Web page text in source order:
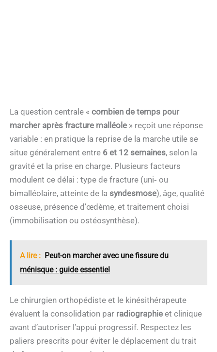
La question centrale « combien de temps pour
marcher après fracture malléole » reçoit une réponse
variable : en pratique la reprise de la marche utile se
situe généralement entre 6 et 12 semaines, selon la
gravité et la prise en charge. Plusieurs facteurs
modulent ce délai : type de fracture (uni‑ ou
bimalléolaire, atteinte de la syndesmose), âge, qualité
osseuse, présence d’œdème, et traitement choisi
(immobilisation ou ostéosynthèse).
A lire : Peut-on marcher avec une fissure du
ménisque : guide essentiel
Le chirurgien orthopédiste et le kinésithérapeute
évaluent la consolidation par radiographie et clinique
avant d’autoriser l’appui progressif. Respectez les
paliers prescrits pour éviter le déplacement du trait